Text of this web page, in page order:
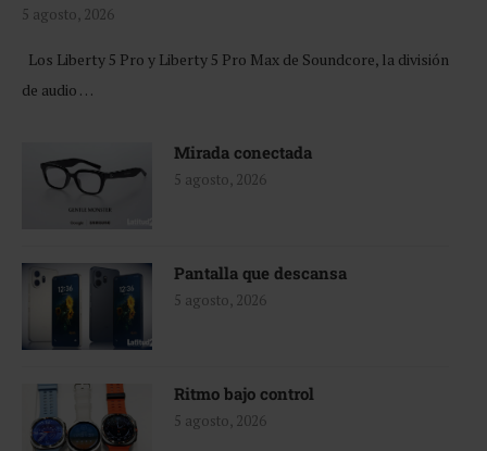
5 agosto, 2026
Los Liberty 5 Pro y Liberty 5 Pro Max de Soundcore, la división
de audio …
Mirada conectada
5 agosto, 2026
Pantalla que descansa
5 agosto, 2026
Ritmo bajo control
5 agosto, 2026